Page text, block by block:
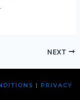
NEXT
| PRIVACY